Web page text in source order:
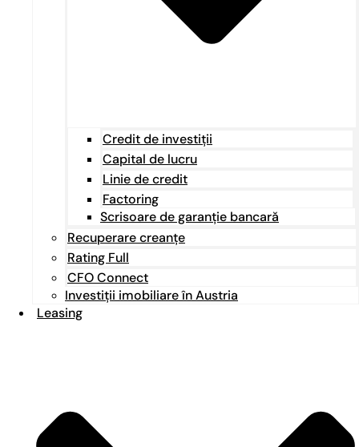
Credit de investiții
Capital de lucru
Linie de credit
Factoring
Scrisoare de garanție bancară
Recuperare creanțe
Rating Full
CFO Connect
Investiții imobiliare în Austria
Leasing